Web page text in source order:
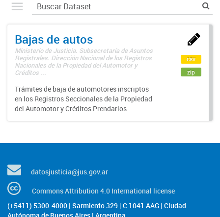
Bajas de autos
Ministerio de Justicia. Subsecretaría de Asuntos
Registrales. Dirección Nacional de los Registros
Nacionales de la Propiedad del Automotor y
Créditos ...
Trámites de baja de automotores inscriptos
en los Registros Seccionales de la Propiedad
del Automotor y Créditos Prendarios
csv
zip
datosjusticia@jus.gov.ar
Commons Attribution 4.0 International license
(+5411) 5300-4000 | Sarmiento 329 | C 1041 AAG | Ciudad